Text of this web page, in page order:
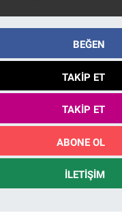
BEĞEN
TAKIP ET
TAKIP ET
ABONE OL
İLETIŞIM